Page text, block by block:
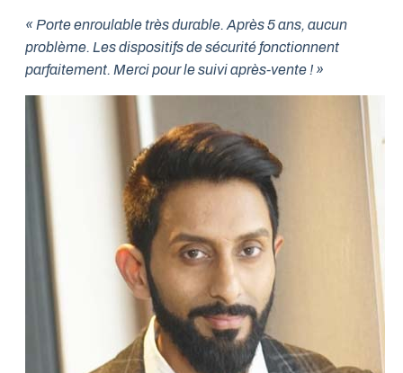
« Porte enroulable très durable. Après 5 ans, aucun
problème. Les dispositifs de sécurité fonctionnent
parfaitement. Merci pour le suivi après-vente ! »